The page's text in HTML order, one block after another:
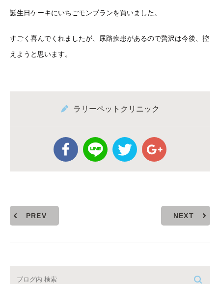
誕生日ケーキにいちごモンブランを買いました。
すごく喜んでくれましたが、尿路疾患があるので贅沢は今後、控
えようと思います。
ラリーペットクリニック
PREV NEXT